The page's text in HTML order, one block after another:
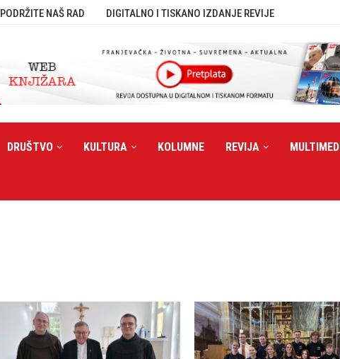
PODRŽITE NAŠ RAD DIGITALNO I TISKANO IZDANJE REVIJE
DRUŠTVO KULTURA KOLUMNE REVIJA